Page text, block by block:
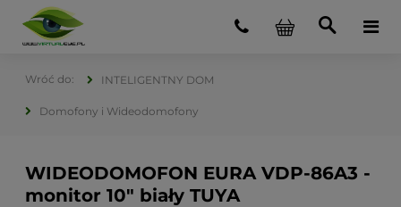
INTELIGENTNY DOM
Domofony i Wideodomofony
WIDEODOMOFON EURA VDP-86A3 -
monitor 10" biały TUYA